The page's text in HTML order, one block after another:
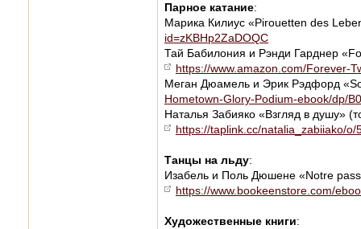
Парное катание:
Марика Килиус «Pirouetten des
id=zKBHp2ZaDOQC
Тай Бабилония и Рэнди Гарднер
https://www.amazon.com/Forever-
Меган Дюамель и Эрик Рэдфорд
Hometown-Glory-Podium-ebook/dp/
Наталья Забияко «Взгляд в душу»
https://taplink.cc/natalia_zabiiako/o/
Танцы на льду:
Изабель и Поль Дюшене «Notre
https://www.bookeenstore.com/
Художественные книги: